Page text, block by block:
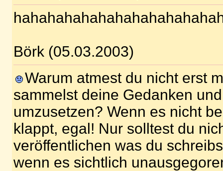
Börk (05.03.2003)
Warum atmest du nicht erst
sammelst deine Gedanken
umzusetzen? Wenn es nicht
klappt, egal! Nur solltest du
veröffentlichen was du
wenn es sichtlich